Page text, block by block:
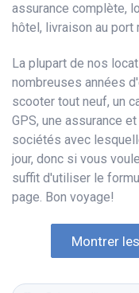
assurance complète,
hôtel, livraison au port
La plupart de nos
nombreuses années
scooter tout neuf, un
GPS, une assurance
sociétés avec
jour, donc si vous
suffit d'utiliser le
page. Bon voyage!
Montrer